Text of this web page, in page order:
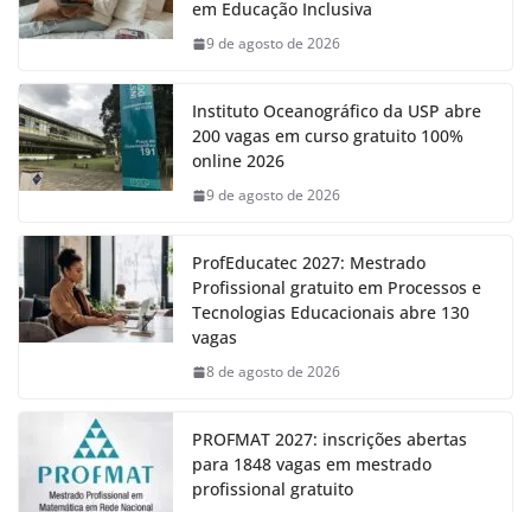
em Educação Inclusiva
9 de agosto de 2026
Instituto Oceanográfico da USP abre
200 vagas em curso gratuito 100%
online 2026
9 de agosto de 2026
ProfEducatec 2027: Mestrado
Profissional gratuito em Processos e
Tecnologias Educacionais abre 130
vagas
8 de agosto de 2026
PROFMAT 2027: inscrições abertas
para 1848 vagas em mestrado
profissional gratuito